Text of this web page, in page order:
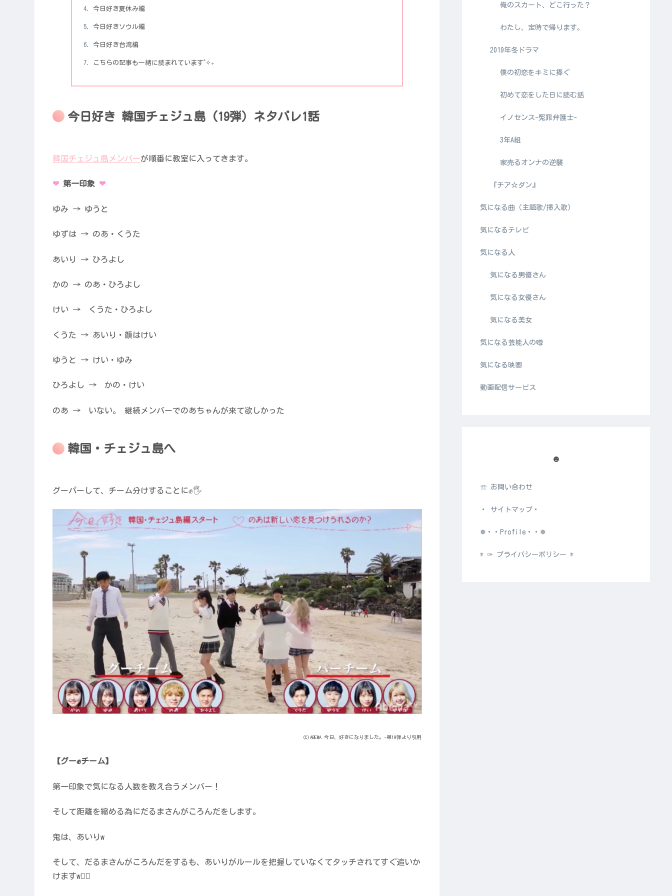
今日好き夏休み編
今日好きソウル編
今日好き台湾編
こちらの記事も一緒に読まれています˚✧₊
今日好き 韓国チェジュ島 (19弾）ネタバレ1話
韓国チェジュ島メンバーが順番に教室に入ってきます。
❤︎ 第一印象 ❤︎
ゆみ → ゆうと
ゆずは → のあ・くうた
あいり → ひろよし
かの → のあ・ひろよし
けい → くうた・ひろよし
くうた → あいり・顔はけい
ゆうと → けい・ゆみ
ひろよし → かの・けい
のあ → いない。 継続メンバーでのあちゃんが来て欲しかった
韓国・チェジュ島へ
グーパーして、チーム分けすることに✊🖐
(C)ABEMA 今日、好きになりました。-第19弾より引用
【グー✊チーム】
第一印象で気になる人数を教え合うメンバー！
そして距離を縮める為にだるまさんがころんだをします。
鬼は、あいりw
そして、だるまさんがころんだをするも、あいりがルールを把握していなくてタッチされてすぐ追いか
けますw🏃‍♂️
俺のスカート、どこ行った？
わたし、定時で帰ります。
2019年冬ドラマ
僕の初恋をキミに捧ぐ
初めて恋をした日に読む話
イノセンス-冤罪弁護士-
3年A組
家売るオンナの逆襲
『チア☆ダン』
気になる曲（主題歌/挿入歌）
気になるテレビ
気になる人
気になる男優さん
気になる女優さん
気になる美女
気になる芸能人の噂
気になる映画
動画配信サービス
☻
☏ お問い合わせ
・ サイトマップ・
❅・・Profile・・❅
* ✑ プライバシーポリシー *